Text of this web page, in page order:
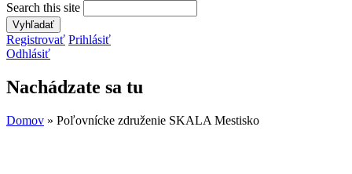
Search this site
Registrovať Prihlásiť
Odhlásiť
Nachádzate sa tu
Domov » Poľovnícke združenie SKALA Mestisko